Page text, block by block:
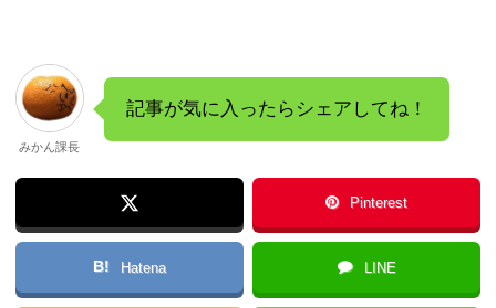
みかん課長
記事が気に入ったらシェアしてね！
Pinterest
B! Hatena LINE